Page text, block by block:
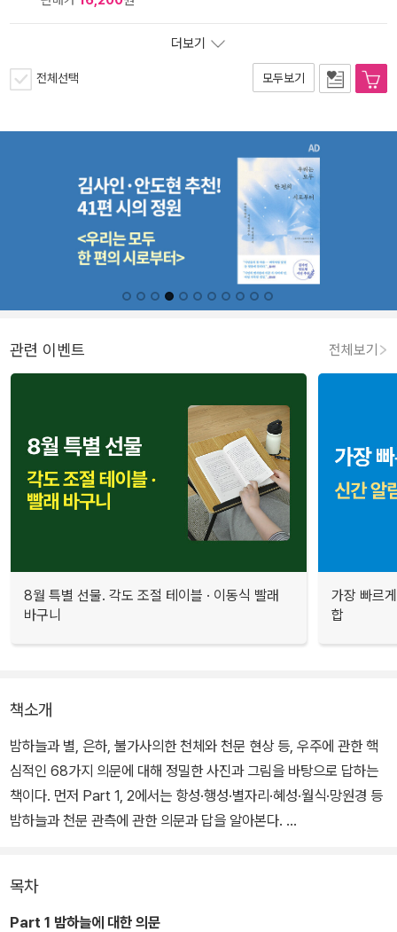
더보기
전체선택 모두보기
관련 이벤트 전체보기
8월 특별 선물. 각도 조절 테이블 · 이동식 빨래
바구니
가장 빠르
합
책소개
밤하늘과 별, 은하, 불가사의한 천체와 천문 현상 등, 우주에 관한 핵
심적인 68가지 의문에 대해 정밀한 사진과 그림을 바탕으로 답하는
책이다. 먼저 Part 1, 2에서는 항성·행성·별자리·혜성·월식·망원경 등
밤하늘과 천문 관측에 관한 의문과 답을 알아본다.
성, 행성상 성운, 변광성, 신성, 성단·성운과 함께 별까지의 거리 측정,
별의 밝기와 크기에 대해서도 설명한다. Part 4의 주제는 ‘은하’이
목차
Part 1 밤하늘에 대한 의문